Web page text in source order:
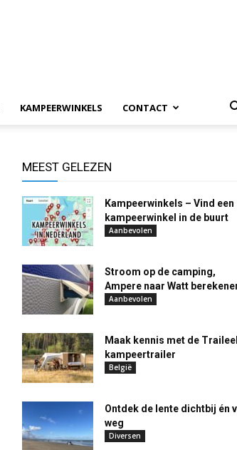
KAMPEERWINKELS CONTACT
MEEST GELEZEN
Kampeerwinkels – Vind een
kampeerwinkel in de buurt
Aanbevolen
Stroom op de camping,
Ampere naar Watt
Aanbevolen
Maak kennis met de
kampeertrailer
België
Ontdek de lente dichtbij én
weg
Diversen